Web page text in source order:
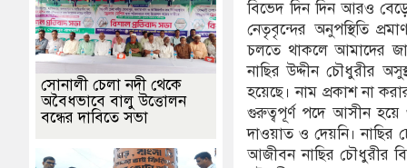
বিভেদ দিন দিন আরও
নেতৃবৃন্দের অনুপস্থিতি
চলতে থাকলে আমাদের
নাছির উদ্দীন চৌধুরীর
হয়েছে। নাম প্রকাশ না
গুরুত্বপূর্ণ পদে আসীন
দাওয়াত ও দেয়নি। নাছির
আজীবন নাছির চৌধুরীর
সোনালী চেলা নদী থেকে
অবৈধভাবে বালু উত্তোলন
বন্ধের দাবিতে সভা